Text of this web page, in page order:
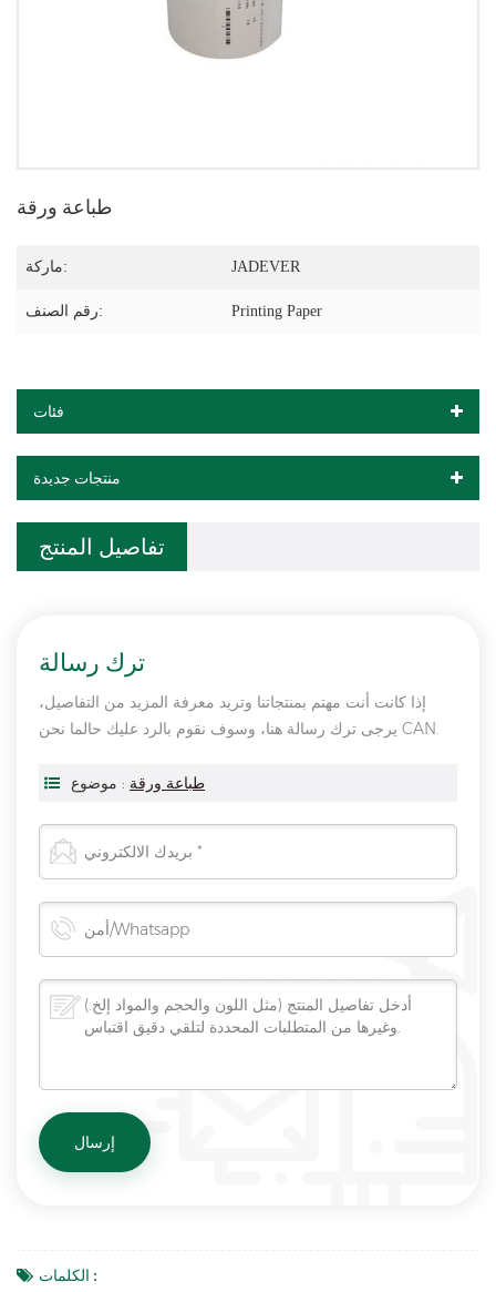
طباعة ورقة
ماركة: JADEVER
رقم الصنف: Printing Paper
فئات
منتجات جديدة
تفاصيل المنتج
ترك رسالة
إذا كانت أنت مهتم بمنتجاتنا وتريد معرفة المزيد من التفاصيل،
يرجى ترك رسالة هنا، وسوف نقوم بالرد عليك حالما نحن CAN.
موضوع : طباعة ورقة
الكلمات :